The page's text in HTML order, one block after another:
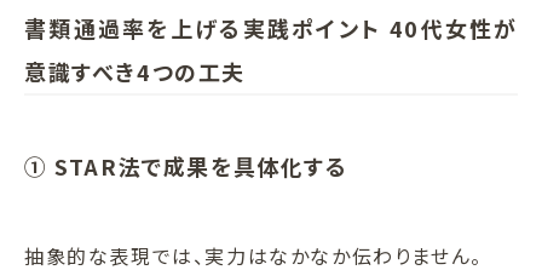
書類通過率を上げる実践ポイント 40代女性が
意識すべき4つの工夫
① STAR法で成果を具体化する
抽象的な表現では、実力はなかなか伝わりません。